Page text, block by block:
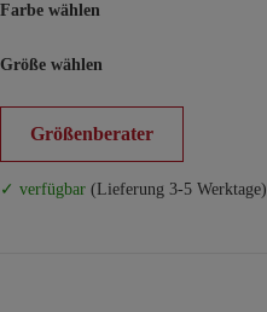
Farbe wählen
Größe wählen
Größenberater
✓ verfügbar (Lieferung 3-5 Werktage)